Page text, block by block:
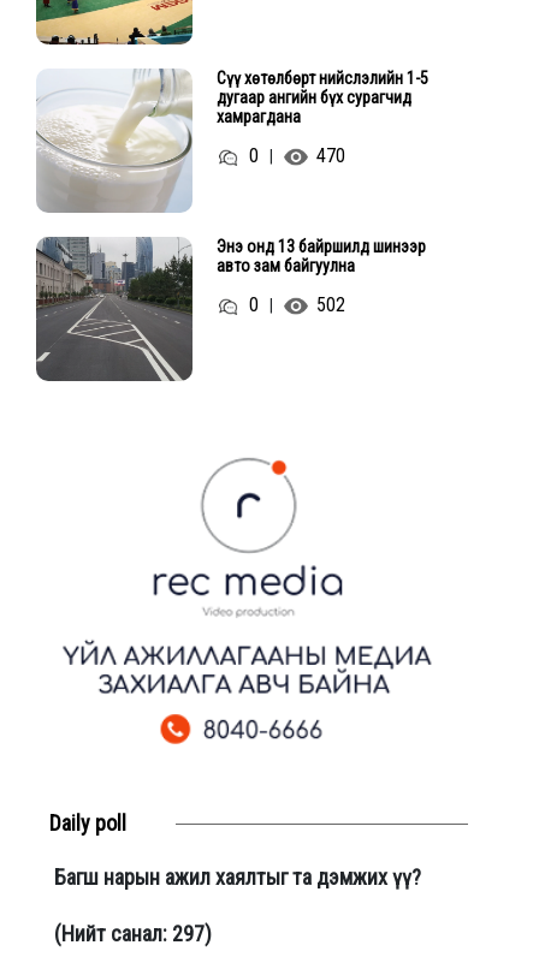
Сүү хөтөлбөрт нийслэлийн 1-5
дугаар ангийн бүх сурагчид
хамрагдана
0 470
Энэ онд 13 байршилд шинээр
авто зам байгуулна
0 502
Daily poll
Багш нарын ажил хаялтыг та дэмжих үү?
(Нийт санал: 297)